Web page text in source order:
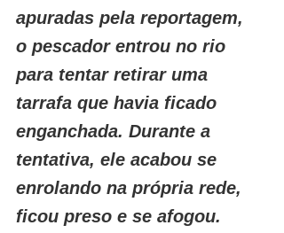
apuradas pela reportagem,
o pescador entrou no rio
para tentar retirar uma
tarrafa que havia ficado
enganchada. Durante a
tentativa, ele acabou se
enrolando na própria rede,
ficou preso e se afogou.